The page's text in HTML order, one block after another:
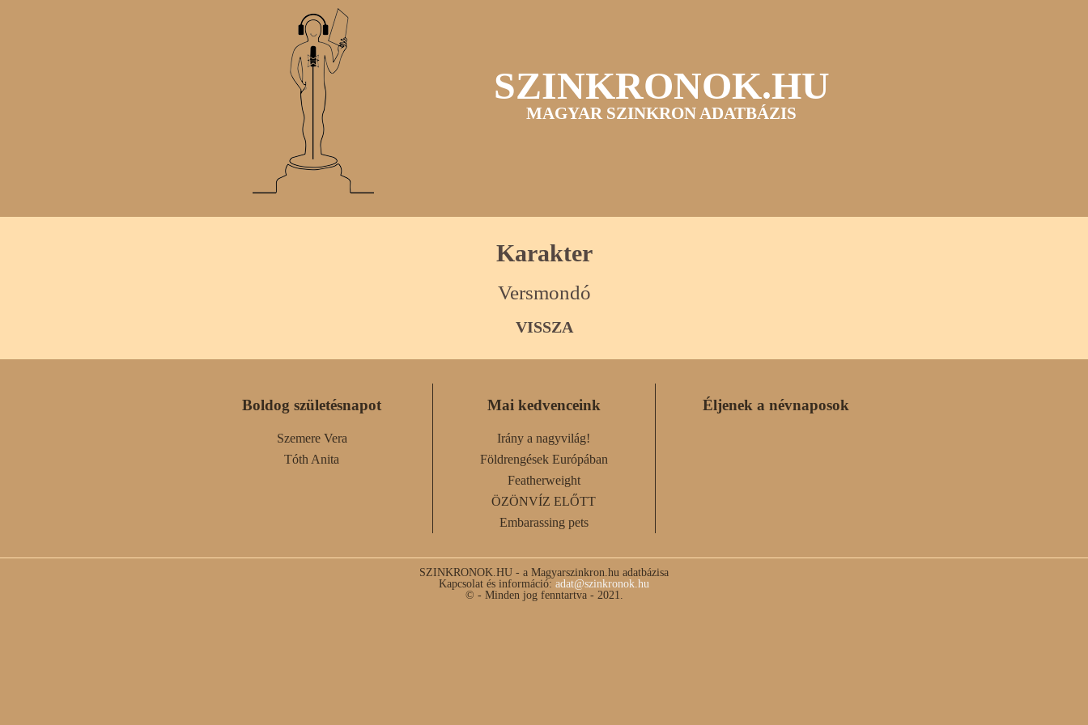
SZINKRONOK.HU
MAGYAR SZINKRON ADATBÁZIS
Karakter
Versmondó
VISSZA
Boldog születésnapot
Szemere Vera
Tóth Anita
Mai kedvenceink
Irány a nagyvilág!
Földrengések Európában
Featherweight
ÖZÖNVÍZ ELŐTT
Embarassing pets
Éljenek a névnaposok
SZINKRONOK.HU - a Magyarszinkron.hu adatbázisa
Kapcsolat és információ: adat@szinkronok.hu
© - Minden jog fenntartva - 2021.